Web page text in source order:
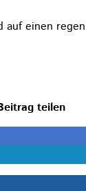
auf einen
teilen